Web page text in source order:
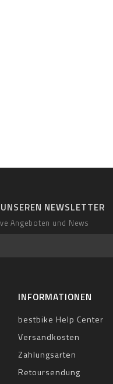
NEWSLETTER
Angeboten und News
INFORMATIONEN
bestbike Help Center
Versandkosten
Zahlungsarten
Retoursendung